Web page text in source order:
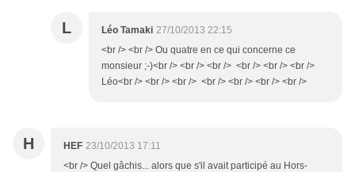
L Léo Tamaki 27/10/2013 22:15
<br /> <br /> Ou quatre en ce qui concerne ce
monsieur ;-)<br /> <br /> <br /> <br /> <br /> <br />
Léo<br /> <br /> <br /> <br /> <br /> <br /> <br />
H HEF 23/10/2013 17:11
<br /> Quel gâchis... alors que s'il avait participé au Hors-